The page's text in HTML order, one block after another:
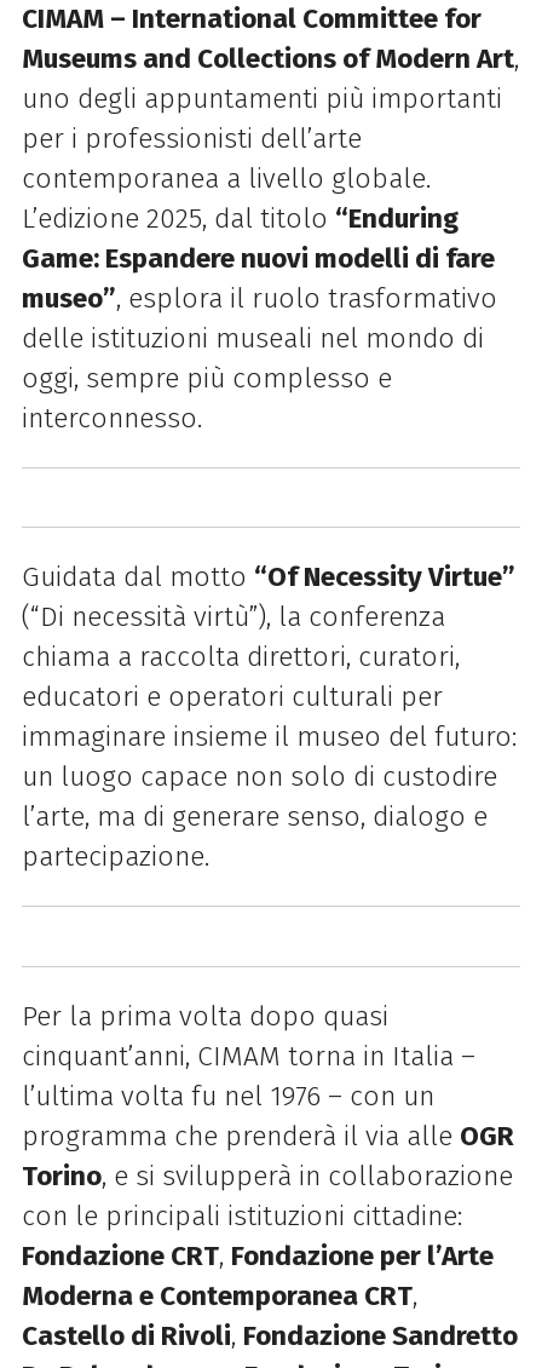
CIMAM – International Committee for
Museums and Collections of Modern Art,
uno degli appuntamenti più importanti
per i professionisti dell’arte
contemporanea a livello globale.
L’edizione 2025, dal titolo “Enduring
Game: Espandere nuovi modelli di fare
museo”, esplora il ruolo trasformativo
delle istituzioni museali nel mondo di
oggi, sempre più complesso e
interconnesso.
Guidata dal motto “Of Necessity Virtue”
(“Di necessità virtù”), la conferenza
chiama a raccolta direttori, curatori,
educatori e operatori culturali per
immaginare insieme il museo del futuro:
un luogo capace non solo di custodire
l’arte, ma di generare senso, dialogo e
partecipazione.
Per la prima volta dopo quasi
cinquant’anni, CIMAM torna in Italia –
l’ultima volta fu nel 1976 – con un
programma che prenderà il via alle OGR
Torino, e si svilupperà in collaborazione
con le principali istituzioni cittadine:
Fondazione CRT, Fondazione per l’Arte
Moderna e Contemporanea CRT,
Castello di Rivoli, Fondazione Sandretto